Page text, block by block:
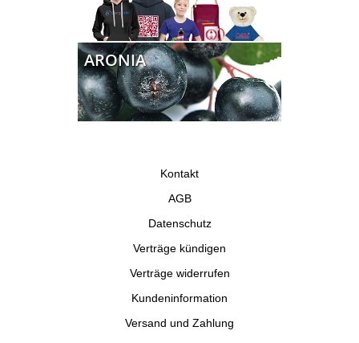
ARONIA
Kontakt
AGB
Datenschutz
Verträge kündigen
Verträge widerrufen
Kundeninformation
Versand und Zahlung